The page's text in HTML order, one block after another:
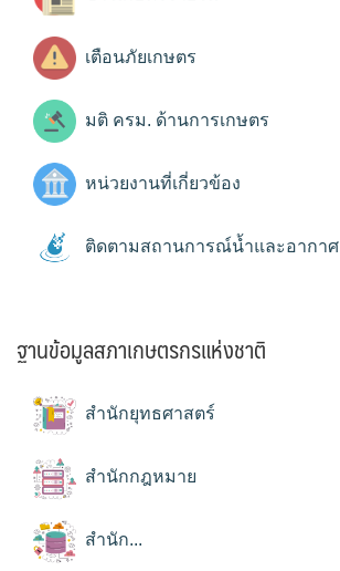
เตือนภัยเกษตร
มติ ครม. ด้านการเกษตร
หน่วยงานที่เกี่ยวข้อง
ติดตามสถานการณ์น้ำและอากาศ
ฐานข้อมูลสภาเกษตรกรแห่งชาติ
สำนักยุทธศาสตร์
สำนักกฎหมาย
สำนัก...